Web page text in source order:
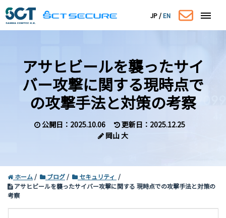
コーポレートサイトはこちら
JP /EN
アサヒビールを襲ったサイ
バー攻撃に関する現時点で
の攻撃手法と対策の考察
公開日：2025.10.06
更新日：2025.12.25
岡山 大
ホーム ブログ
セキュリティ
アサヒビールを襲ったサイバー攻撃に関する 現時点での攻撃手法と対策の
考察